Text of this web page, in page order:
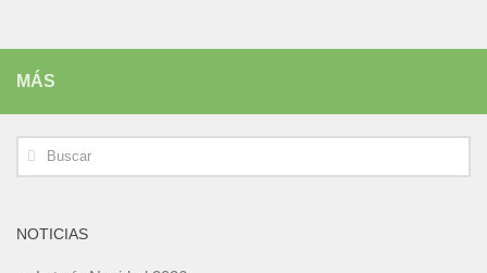
MÁS
NOTICIAS